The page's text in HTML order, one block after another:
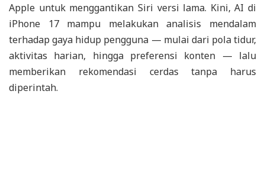
Apple untuk menggantikan Siri versi lama. Kini, AI di
iPhone 17 mampu melakukan analisis mendalam
terhadap gaya hidup pengguna — mulai dari pola tidur,
aktivitas harian, hingga preferensi konten — lalu
memberikan rekomendasi cerdas tanpa harus
diperintah.